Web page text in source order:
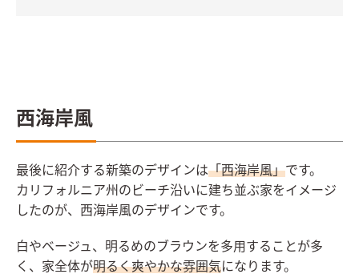
西海岸風
最後に紹介する新築のデザインは「西海岸風」です。
カリフォルニア州のビーチ沿いに建ち並ぶ家をイメージ
したのが、西海岸風のデザインです。
白やベージュ、明るめのブラウンを多用することが多
く、家全体が明るく爽やかな雰囲気になります。